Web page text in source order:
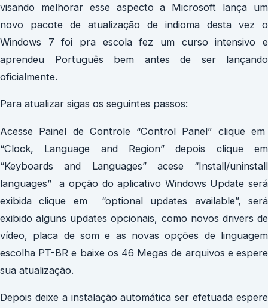
visando melhorar esse aspecto a Microsoft lança um
novo pacote de atualização de indioma desta vez o
Windows 7 foi pra escola fez um curso intensivo e
aprendeu Português bem antes de ser lançando
oficialmente.
Para atualizar sigas os seguintes passos:
Acesse Painel de Controle “Control Panel” clique em
“Clock, Language and Region” depois clique em
“Keyboards and Languages” acese “Install/uninstall
languages” a opção do aplicativo Windows Update será
exibida clique em “optional updates available”, será
exibido alguns updates opcionais, como novos drivers de
vídeo, placa de som e as novas opções de linguagem
escolha PT-BR e baixe os 46 Megas de arquivos e espere
sua atualização.
Depois deixe a instalação automática ser efetuada espere